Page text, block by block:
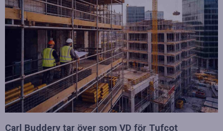
Carl Buddery tar över som VD för Tufcot